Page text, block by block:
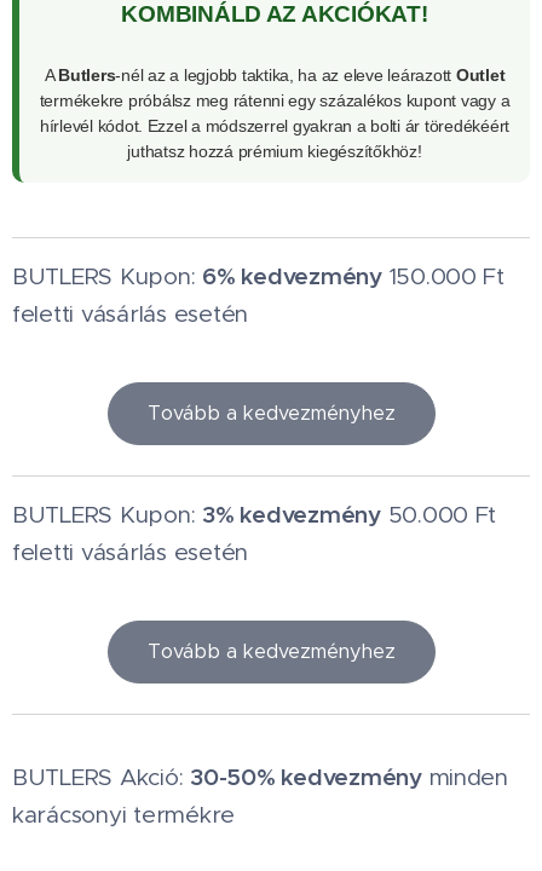
KOMBINÁLD AZ AKCIÓKAT!
AButlers-nél az a legjobb taktika, ha az eleve leárazott Outlet
termékekre próbálsz meg rátenni egy százalékos kupont vagy a
hírlevél kódot. Ezzel a módszerrel gyakran a bolti ár töredékéért
juthatsz hozzá prémium kiegészítőkhöz!
BUTLERS Kupon: 6% kedvezmény150.000 Ft
feletti vásárlás esetén
Tovább a kedvezményhez
BUTLERS Kupon: 3% kedvezmény50.000 Ft
feletti vásárlás esetén
Tovább a kedvezményhez
BUTLERS Akció: 30-50% kedvezményminden
karácsonyi termékre